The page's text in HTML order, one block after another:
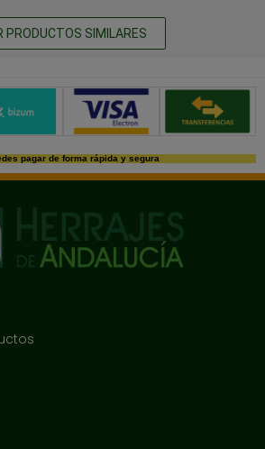
PRODUCTOS SIMILARES
de pago seguros
pagar de forma rápida y segura